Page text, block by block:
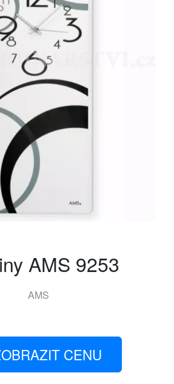
AMS 9253
AMS
CENU